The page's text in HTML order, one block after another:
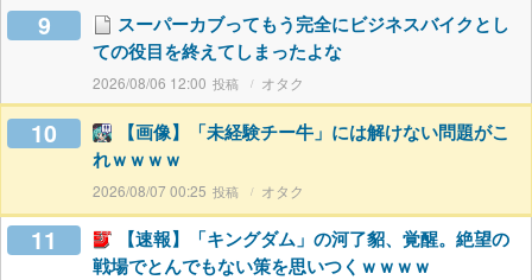
9
スーパーカブってもう完全にビジネスバイクとし
ての役目を終えてしまったよな
2026/08/06 12:00 オタク
10
【画像】「未経験チー牛」には解けない問題がこ
れｗｗｗｗ
2026/08/07 00:25 オタク
11
【速報】「キングダム」の河了貂、覚醒。絶望の
戦場でとんでもない策を思いつくｗｗｗｗ